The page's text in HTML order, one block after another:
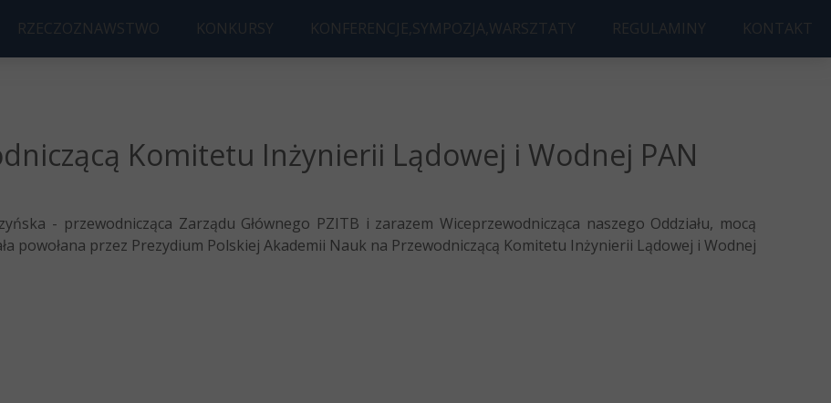
Komitetu Inżynierii Lądowej i Wodnej PAN
- przewodnicząca Zarządu Głównego PZITB i zarazem Wiceprzewodnicząca naszego Oddziału, mocą
powołana przez Prezydium Polskiej Akademii Nauk na Przewodniczącą Komitetu Inżynierii Lądowej i Wodnej
RZECZOZNAWSTWO
KONKURSY
KONFERENCJE,SYMPOZJA,WARSZTATY
REGULAMINY KONTAKT